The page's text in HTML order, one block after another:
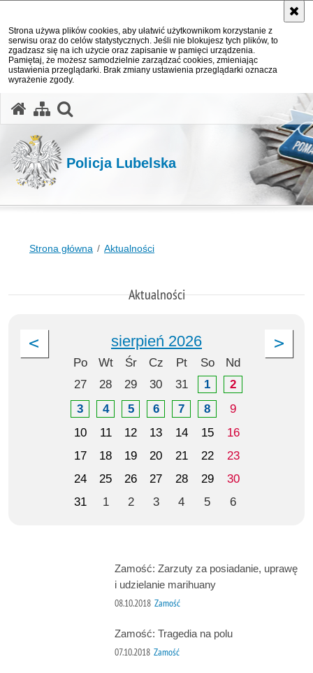
Strona używa plików cookies, aby ułatwić użytkownikom korzystanie z
serwisu oraz do celów statystycznych. Jeśli nie blokujesz tych plików, to
zgadzasz się na ich użycie oraz zapisanie w pamięci urządzenia.
Pamiętaj, że możesz samodzielnie zarządzać cookies, zmieniając
ustawienia przeglądarki. Brak zmiany ustawienia przeglądarki oznacza
wyrażenie zgody.
Policja Lubelska
Strona główna Aktualności
Aktualności
sierpień 2026
Po Wt Śr Cz Pt So
Nd
27
28 29 30 31 1
2
3
4 5 6 7 8
9
10
11 12 13 14 15
16
17
18 19 20 21 22
23
24
25 26 27 28 29
30
31
1 2 3 4 5 6
Zamość: Zarzuty za posiadanie, uprawę
i udzielanie marihuany
08.10.2018 Zamość
Zamość: Tragedia na polu
07.10.2018 Zamość